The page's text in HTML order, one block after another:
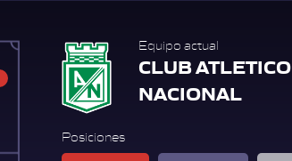
Equipo actual
CLUB ATLETICO
NACIONAL
Posiciones